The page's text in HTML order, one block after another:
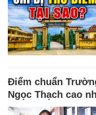
Điểm chuẩn
Ngọc Thạch cao